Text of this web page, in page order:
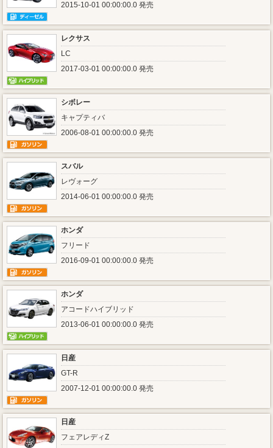
2015-10-01 00:00:00.0 発売
レクサス
LC
2017-03-01 00:00:00.0 発売
シボレー
キャプティバ
2006-08-01 00:00:00.0 発売
スバル
レヴォーグ
2014-06-01 00:00:00.0 発売
ホンダ
フリード
2016-09-01 00:00:00.0 発売
ホンダ
アコードハイブリッド
2013-06-01 00:00:00.0 発売
日産
GT-R
2007-12-01 00:00:00.0 発売
日産
フェアレディZ